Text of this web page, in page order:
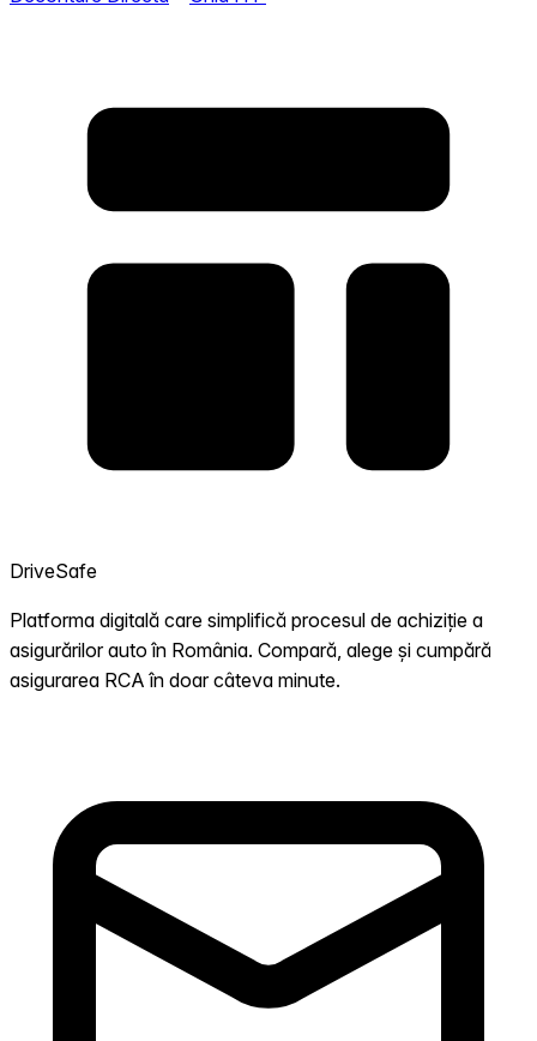
DriveSafe
Platforma digitală care simplifică procesul de achiziție a
asigurărilor auto în România. Compară, alege și cumpără
asigurarea RCA în doar câteva minute.